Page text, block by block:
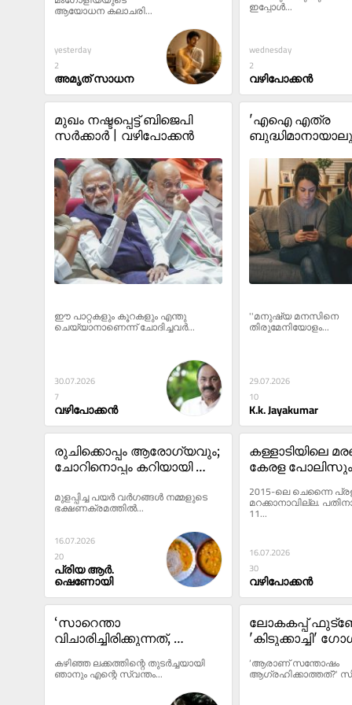
ആയോധന കലാചരി...
yesterday
2
അമൃത് സാധന
ഇപ്പോൾ...
wednesday
2
വഴിപോക്കൻ
മുഖം നഷ്ടപ്പെട്ട് ബിജെപി
സർക്കാർ | വഴിപോക്കൻ
ഈ പാറ്റകളും കൂറകളും എന്തു
ചെയ്യാനാണെന്ന് ചോദിച്ചവർ...
30.07.2026
7
വഴിപോക്കൻ
'എഐ എത്ര
പ്രീമിയം
''മനുഷ്യ മനസിനെ
തിരുമേനിയോളം...
29.07.2026
10
K.k. Jayakumar
രുചിക്കൊപ്പം ആരോഗ്യവും;
ചോറിനൊപ്പം കറിയായി
കൊണ്ടുള്ള അമ്പട്ട്
മുളപ്പിച്ച പയർ വർഗങ്ങൾ നമ്മളുടെ
ഭക്ഷണക്രമത്തിൽ...
16.07.2026
20
പ്രിയ ആർ.
ഷെണോയി
കള്ളാടിയിലെ
കേരള പോലിസും
2015-ലെ ചെന്നൈ
മറക്കാനാവില്ല.
11...
16.07.2026
30
വഴിപോക്കൻ
‘സാറെന്താ
വിചാരിച്ചിരിക്കുന്നത്,
പിഴച്ചവളാണോ?’; ആ
കഴിഞ്ഞ ലക്കത്തിന്റെ തുടർച്ചയായി
ഞാനും എന്റെ സ്വന്തം...
ലോകകപ്പ്
'കിടുക്കാച്ചി'
നമ്മുടെ
‘ആരാണ് സന്തോഷം
ആഗ്രഹിക്കാത്തത്?'